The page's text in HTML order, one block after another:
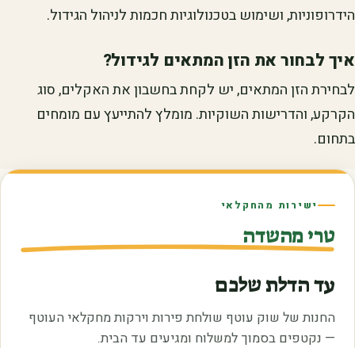
הידרופוניות, ושימוש בטכנולוגיות חכמות לניהול הגידול.
איך לבחור את הזן המתאים לגידול?
לבחירת הזן המתאים, יש לקחת בחשבון את האקלים, סוג
הקרקע, והדרישות השוקיות. מומלץ להתייעץ עם מומחים
בתחום.
ישירות מהחקלאי
טרי מהשדה
עד הדלת שלכם
החנות של שוק עוטף שולחת פירות וירקות מחקלאי העוטף
— נקטפים בסמוך למשלוח ומגיעים עד הבית.